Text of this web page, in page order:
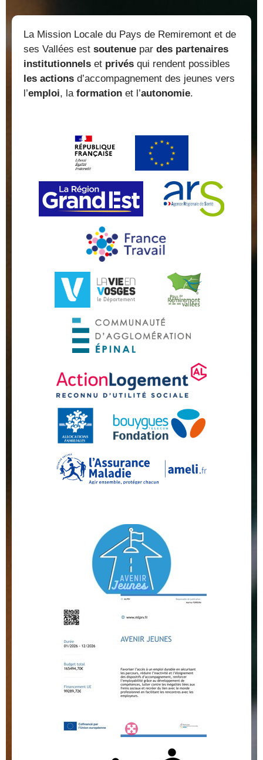
La Mission Locale du Pays de Remiremont et de
ses Vallées est soutenue par des partenaires
institutionnels et privés qui rendent possibles
les actions d’accompagnement des jeunes vers
l’emploi, la formation et l’autonomie.